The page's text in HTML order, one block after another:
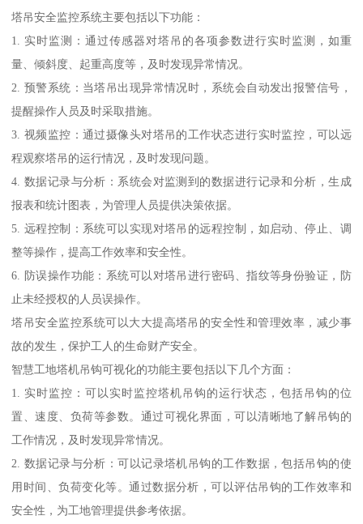
塔吊安全监控系统主要包括以下功能：
1. 实时监测：通过传感器对塔吊的各项参数进行实时监测，如重
量、倾斜度、起重高度等，及时发现异常情况。
2. 预警系统：当塔吊出现异常情况时，系统会自动发出报警信号，
提醒操作人员及时采取措施。
3. 视频监控：通过摄像头对塔吊的工作状态进行实时监控，可以远
程观察塔吊的运行情况，及时发现问题。
4. 数据记录与分析：系统会对监测到的数据进行记录和分析，生成
报表和统计图表，为管理人员提供决策依据。
5. 远程控制：系统可以实现对塔吊的远程控制，如启动、停止、调
整等操作，提高工作效率和安全性。
6. 防误操作功能：系统可以对塔吊进行密码、指纹等身份验证，防
止未经授权的人员误操作。
塔吊安全监控系统可以大大提高塔吊的安全性和管理效率，减少事
故的发生，保护工人的生命财产安全。
智慧工地塔机吊钩可视化的功能主要包括以下几个方面：
1. 实时监控：可以实时监控塔机吊钩的运行状态，包括吊钩的位
置、速度、负荷等参数。通过可视化界面，可以清晰地了解吊钩的
工作情况，及时发现异常情况。
2. 数据记录与分析：可以记录塔机吊钩的工作数据，包括吊钩的使
用时间、负荷变化等。通过数据分析，可以评估吊钩的工作效率和
安全性，为工地管理提供参考依据。